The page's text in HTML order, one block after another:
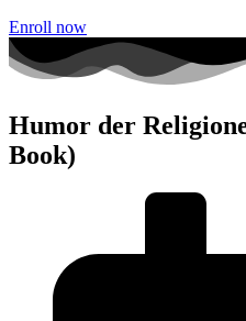
Enroll now
Humor der
Book)